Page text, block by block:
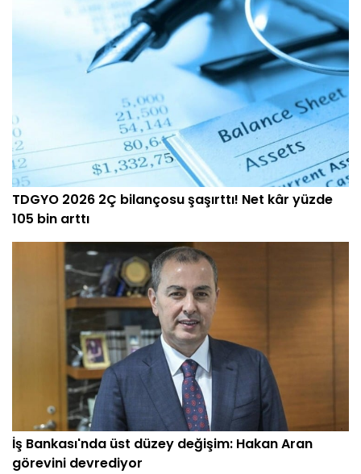
TDGYO 2026 2Ç bilançosu şaşırttı! Net kâr yüzde
105 bin arttı
İş Bankası'nda üst düzey değişim: Hakan Aran
görevini devrediyor